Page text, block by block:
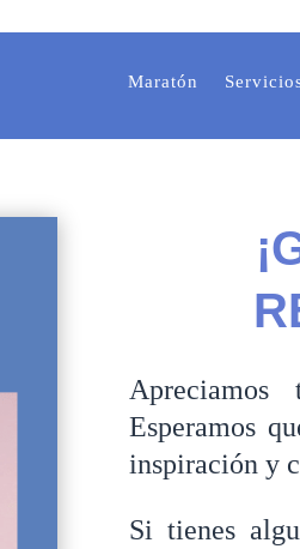
Maratón
Esperamos
inspiración y
Si tienes